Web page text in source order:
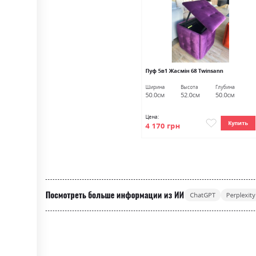
Пуф 5в1 Жасмін 68 Twinsann
Ширина
50.0см
Высота
52.0см
Глубина
50.0см
Цена:
4 170 грн Купить
Посмотреть больше информации из ИИ ChatGPT Perplexity